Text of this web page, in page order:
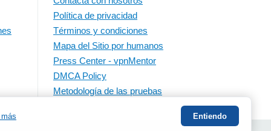
Política de privacidad
Términos y condiciones
Mapa del Sitio por humanos
Press Center - vpnMentor
DMCA Policy
Metodología de las pruebas
Entiendo